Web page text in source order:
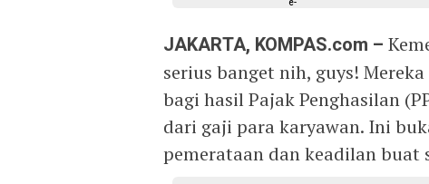
JAKARTA, KOMPAS.com –
serius banget nih, guys!
bagi hasil Pajak Penghasilan
dari gaji para karyawan. Ini
pemerataan dan keadilan buat